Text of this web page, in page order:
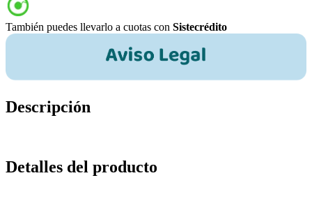
También puedes llevarlo a cuotas con Sistecrédito
Descripción
Detalles del producto